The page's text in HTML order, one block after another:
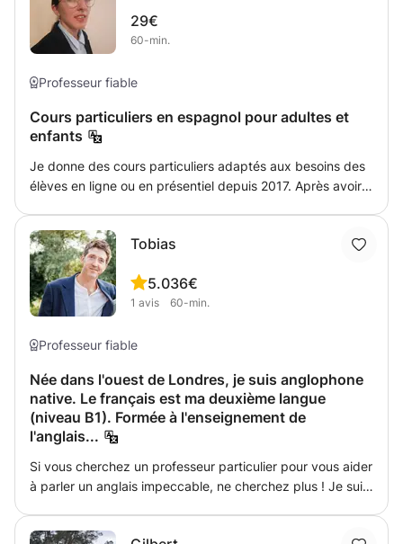
29€
60-min.
Professeur fiable
Cours particuliers en espagnol pour adultes et
enfants
Je donne des cours particuliers adaptés aux besoins des
élèves en ligne ou en présentiel depuis 2017. Après avoir
avez envie de découvrir une nouvelle langue ou de
progresser en espagnol.
Tobias
5.0
1 avis
36€
60-min.
Professeur fiable
Née dans l'ouest de Londres, je suis anglophone
native. Le français est ma deuxième langue
(niveau B1). Formée à l'enseignement de
l'anglais...
Si vous cherchez un professeur particulier pour vous aider
à parler un anglais impeccable, ne cherchez plus ! Je suis